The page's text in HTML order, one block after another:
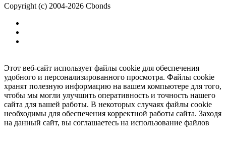
Copyright (c) 2004-2026 Cbonds
Этот веб-сайт использует файлы cookie для обеспечения
удобного и персонализированного просмотра. Файлы cookie
хранят полезную информацию на вашем компьютере для того,
чтобы мы могли улучшить оперативность и точность нашего
сайта для вашей работы. В некоторых случаях файлы cookie
необходимы для обеспечения корректной работы сайта. Заходя
на данный сайт, вы соглашаетесь на использование файлов